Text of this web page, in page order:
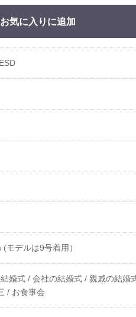
お気に入りに追加
(モデルは9号着用）
婚式 / 会社の結婚式 / 親戚の結婚
/ お食事会